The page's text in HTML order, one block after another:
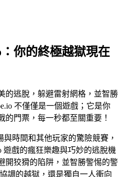
你的終極越獄現在
的逃脫，躲避雷射網格，並智勝
不僅僅是一個遊戲；它是你
門票，每一秒都至關重要！
與時間和其他玩家的驚險競賽，
遊戲的瘋狂樂趣與巧妙的逃脫機
開狡猾的陷阱，並智勝警惕的警
調的越獄，還是獨自一人衝向